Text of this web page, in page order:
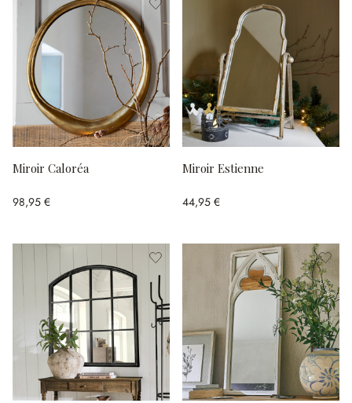
Miroir Caloréa
98,95 €
Miroir Estienne
44,95 €